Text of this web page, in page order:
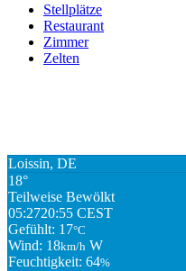
Stellplätze
Restaurant
Zimmer
Zelten
Loissin, DE
18°
Teilweise Bewölkt
05:2720:55 CEST
Gefühlt: 17°C
Wind: 18km/h W
Feuchtigkeit: 64%